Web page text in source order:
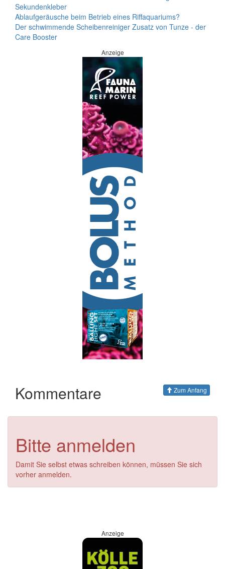
Sekundenkleber
Ablaufgeräusche beim Betrieb eines Riffaquariums?
Der schwimmende Scheibenreiniger Zusatz von Tunze - der
Care Booster
Anzeige
Kommentare Zum Anfang
Bitte anmelden
Damit Sie selbst etwas schreiben können, müssen Sie sich
vorher anmelden.
Anzeige